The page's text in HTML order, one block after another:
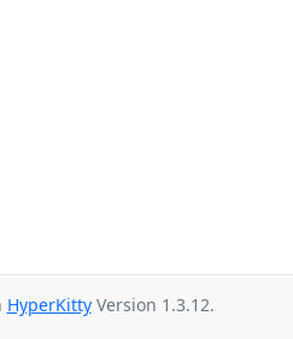
HyperKittyVersion 1.3.12.